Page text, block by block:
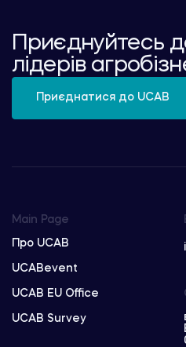
Приєднуйтесь
лідерів
Приєднатися до UCAB
Main Page
Про UCAB
UCABevent
UCAB EU Office
UCAB Survey